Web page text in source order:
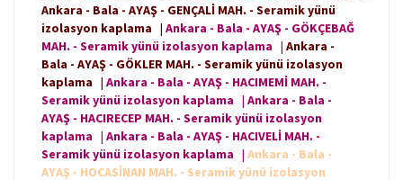
Ankara - Bala - AYAŞ - GENÇALİ MAH. - Seramik yünü
izolasyon kaplama | Ankara - Bala - AYAŞ - GÖKÇEBAĞ
MAH. - Seramik yünü izolasyon kaplama | Ankara -
Bala - AYAŞ - GÖKLER MAH. - Seramik yünü izolasyon
kaplama | Ankara - Bala - AYAŞ - HACIMEMİ MAH. -
Seramik yünü izolasyon kaplama | Ankara - Bala -
AYAŞ - HACIRECEP MAH. - Seramik yünü izolasyon
kaplama | Ankara - Bala - AYAŞ - HACIVELİ MAH. -
Seramik yünü izolasyon kaplama | Ankara - Bala -
AYAŞ - HOCASİNAN MAH. - Seramik yünü izolasyon